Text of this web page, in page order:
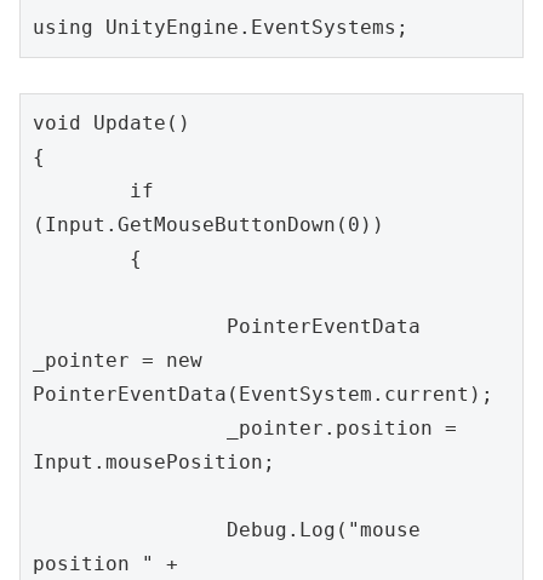
using UnityEngine.EventSystems;
void Update()
{
(Input.GetMouseButtonDown(0))
_pointer = new
Input.mousePosition;
position " +